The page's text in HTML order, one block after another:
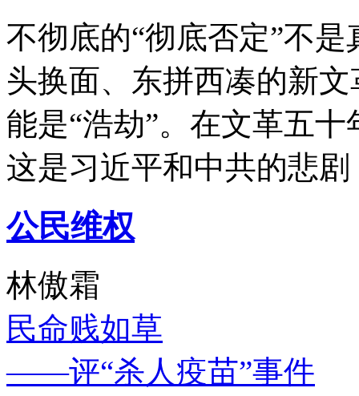
不彻底的“彻底否定”不
头换面、东拼西凑的新
能是“浩劫”。在文革五
这是习近平和中共的悲
公民维权
林傲霜
民命贱如草
——评“杀人疫苗”事件